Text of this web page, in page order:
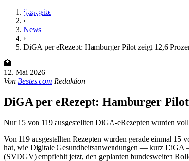
Startseite
›
News
›
DiGA per eRezept: Hamburger Pilot zeigt 12,6
🏥
12. Mai 2026
Von Bestes.com Redaktion
DiGA per eRezept: Hamburger
Nur 15 von 119 ausgestellten DiGA-eRezepten wurden
Von 119 ausgestellten Rezepten wurden gerade einmal 15
hat, wie Digitale Gesundheitsanwendungen — kurz DiGA
(SVDGV) empfiehlt jetzt, den geplanten bundesweiten